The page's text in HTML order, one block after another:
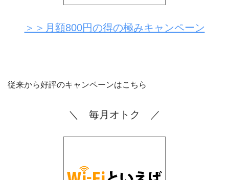
＞＞月額800円の得の極みキャンペーン
従来から好評のキャンペーンはこちら
＼ 毎月オトク ／